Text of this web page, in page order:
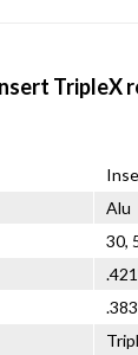
TripleX
Alu
30,